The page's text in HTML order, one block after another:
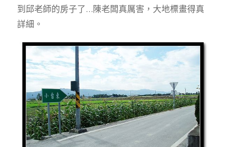
到邱老師的房子了…陳老闆真厲害，大地標畫得真
詳細。